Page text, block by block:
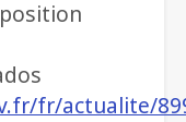
fr/actualite/